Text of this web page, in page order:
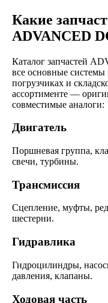
Какие
ADVANCED
Каталог запчастей
все основные
погрузчиках и
ассортименте —
совместимые аналоги:
Двигатель
Поршневая группа,
свечи, турбины.
Трансмиссия
Сцепление, муфты,
шестерни.
Гидравлика
Гидроцилиндры,
давления, клапаны.
Ходовая часть